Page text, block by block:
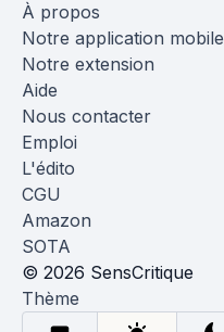
À propos
Notre application mobile
Notre extension
Aide
Nous contacter
Emploi
L'édito
CGU
Amazon
SOTA
© 2026 SensCritique
Thème